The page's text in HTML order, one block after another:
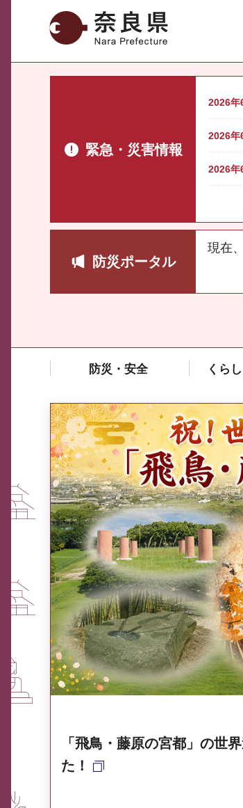
奈良県
緊急・災害情報
2026年
2026年
2026年
防災ポータル
現在
防災・安全 くら
「飛鳥・藤原の宮都」の世
た！
中東情勢や原油価格上昇の影響
を受ける中小企業向け相談窓口
について
ふるさと納税なら、奈良